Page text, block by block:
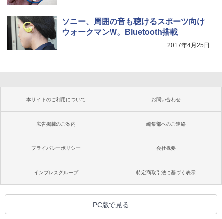
ソニー、周囲の音も聴けるスポーツ向け
ウォークマンW。Bluetooth搭載
2017年4月25日
本サイトのご利用について お問い合わせ
広告掲載のご案内 編集部へのご連絡
プライバシーポリシー 会社概要
インプレスグループ 特定商取引法に基づく表示
PC版で見る